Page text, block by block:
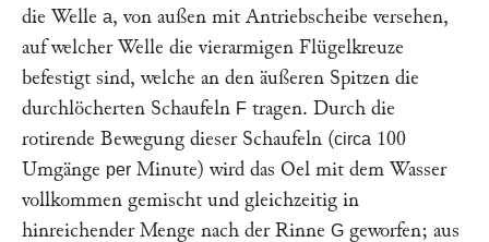
die Welle a, von außen mit Antriebscheibe versehen,
auf welcher Welle die vierarmigen Flügelkreuze
befestigt sind, welche an den äußeren Spitzen die
durchlöcherten Schaufeln F tragen. Durch die
rotirende Bewegung dieser Schaufeln (circa 100
Umgänge per Minute) wird das Oel mit dem Wasser
vollkommen gemischt und gleichzeitig in
hinreichender Menge nach der Rinne G geworfen; aus